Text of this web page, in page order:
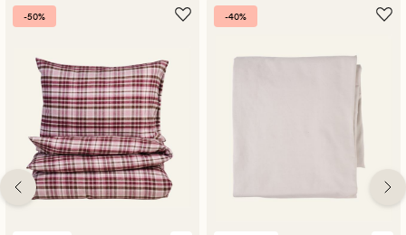
-50% -40%